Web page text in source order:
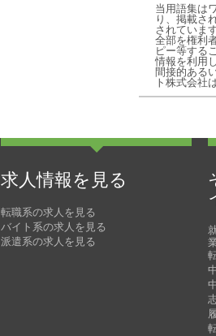
当用語集は
り、掲載さ
されていま
全部を権利
ピー等する
情報を利用
間接的ある
ト株式会社
求人情報を見る
転職系の求人を見る
バイト系の求人を見る
派遣系の求人を見る